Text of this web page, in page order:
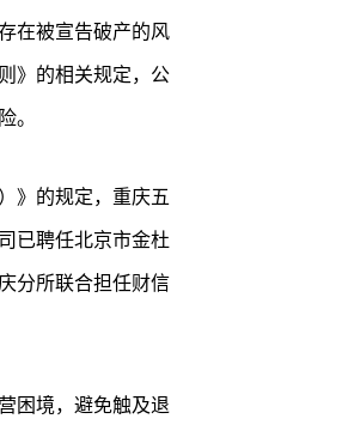
在被宣告破产的风
》的相关规定，公
。
》的规定，重庆五
已聘任北京市金杜
分所联合担任财信
困境，避免触及退